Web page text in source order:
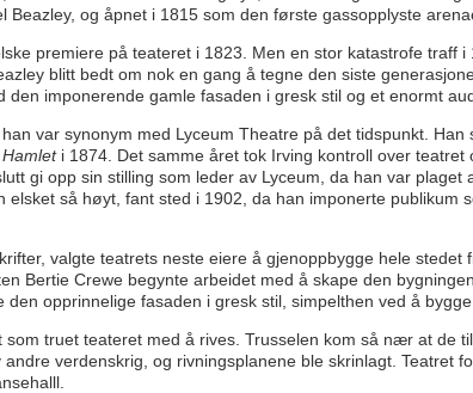
og åpnet i 1815 som den første gassopplyste
premiere på teateret i 1823. Men en stor katastrofe traff
blitt bedt om nok en gang å tegne den siste
imponerende gamle fasaden i gresk stil og et enormt
var synonym med Lyceum Theatre på det tidspunkt.
Hamleti 1874. Det samme året tok Irving kontroll over
gi opp sin stilling som leder av Lyceum, da han var
så høyt, fant sted i 1902, da han imponerte publikum
valgte teatrets neste eiere å gjenoppbygge hele stedet
Bertie Crewe begynte arbeidet med å skape den
opprinnelige fasaden i gresk stil, simpelthen ved å
truet teateret med å rives. Trusselen kom så nær at de
verdenskrig, og rivningsplanene ble skrinlagt. Teatret